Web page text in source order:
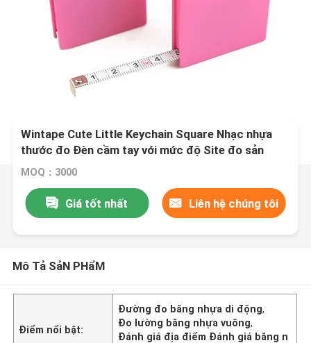
Wintape Cute Little Keychain Square Nhạc nhựa
thước đo Đèn cầm tay với mức độ Site đo sản
phẩm quà tặng khuyến mãi
MOQ：3000
Giá tốt nhất Liên hệ chúng tôi
Mô Tả SảN PHẩM
Điểm nổi bật:
Đường đo băng nhựa di động,
Đo lường băng nhựa vuông,
Đánh giá địa điểm Đánh giá băng n